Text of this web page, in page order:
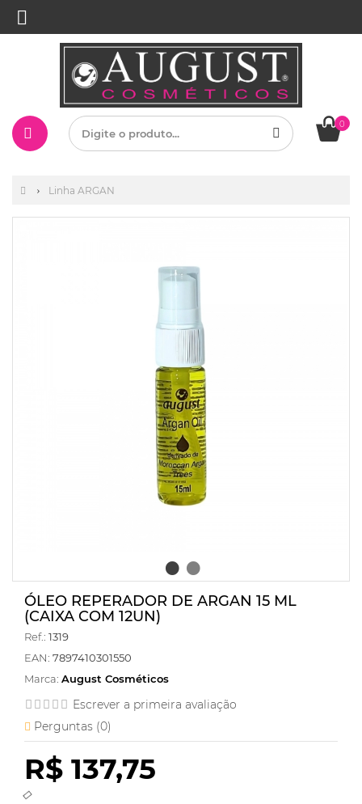
0
Linha ARGAN
ÓLEO REPERADOR DE ARGAN 15 ML
(CAIXA COM 12UN)
Ref.: 1319
EAN: 7897410301550
Marca: August Cosméticos
Escrever a primeira avaliação
Perguntas (0)
R$ 137,75